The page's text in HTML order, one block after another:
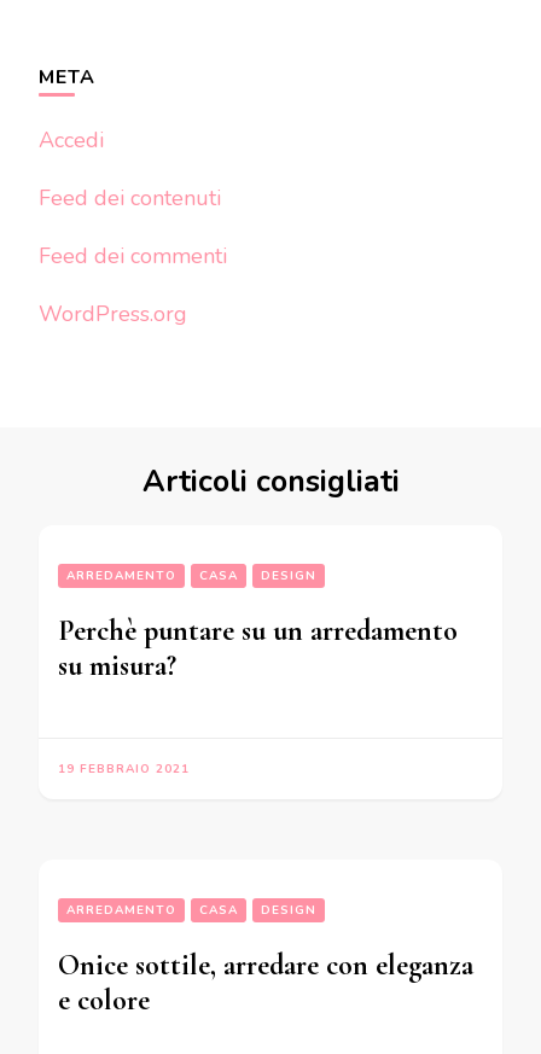
META
Accedi
Feed dei contenuti
Feed dei commenti
WordPress.org
Articoli consigliati
ARREDAMENTO CASA DESIGN
Perchè puntare su un arredamento
su misura?
19 FEBBRAIO 2021
ARREDAMENTO CASA DESIGN
Onice sottile, arredare con eleganza
e colore